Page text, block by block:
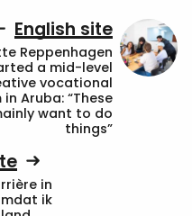
English site
Reppenhagen
a mid-level
vocational
Aruba: “These
want to do
things”
in
ik